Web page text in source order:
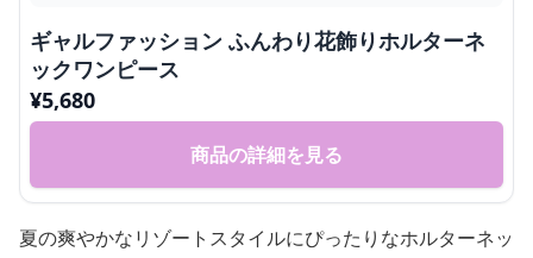
ギャルファッション ふんわり花飾りホルターネ
ックワンピース
¥5,680
商品の詳細を見る
夏の爽やかなリゾートスタイルにぴったりなホルターネッ